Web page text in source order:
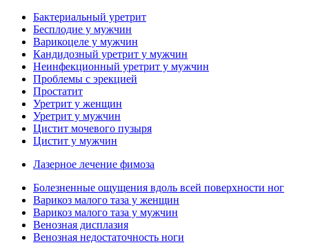
Бактериальный уретрит
Бесплодие у мужчин
Варикоцеле у мужчин
Кандидозный уретрит у мужчин
Неинфекционный уретрит у мужчин
Проблемы с эрекцией
Простатит
Уретрит у женщин
Уретрит у мужчин
Цистит мочевого пузыря
Цистит у мужчин
Лазерное лечение фимоза
Болезненные ощущения вдоль всей поверхности ног
Варикоз малого таза у женщин
Варикоз малого таза у мужчин
Венозная дисплазия
Венозная недостаточность ноги